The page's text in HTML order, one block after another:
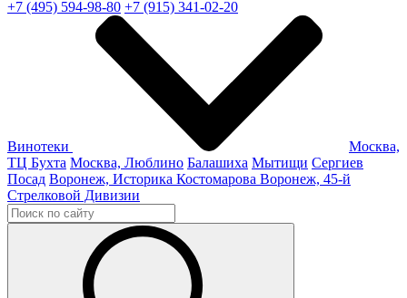
+7 (495) 594-98-80 +7 (915) 341-02-20
Винотеки
Москва,
ТЦ Бухта Москва, Люблино Балашиха Мытищи Сергиев
Посад Воронеж, Историка Костомарова Воронеж, 45-й
Стрелковой Дивизии